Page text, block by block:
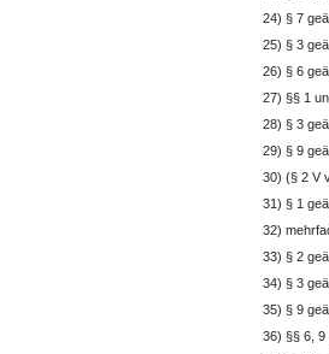
24) § 7
25) § 3
26) § 6
27) §§ 1
28) § 3
29) § 9
30) (§ 2 V
31) § 1
32)
33) § 2
34) § 3
35) § 9
36) §§ 6, 9